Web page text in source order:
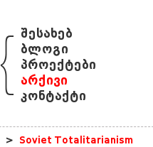
{ შესახებ
ბლოგი
პროექტები
არქივი
კონტაქტი
> Soviet Totalitarianism